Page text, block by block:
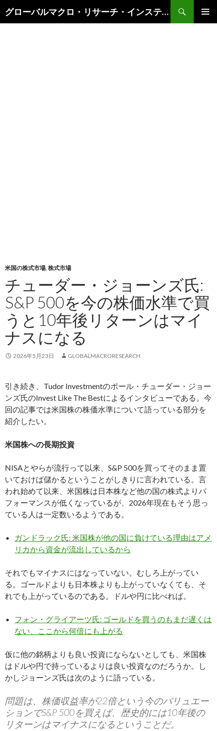
グローバルマクロ・リサーチ・インスティテュート
索
米国の株式市場, 株式市場
チューダー・ジョーンズ氏:
S&P 500を今の株価水準で買
うと10年後リターンはマイ
ナスになる
2026年5月23日 GLOBALMACRORESEARCH
引き続き、Tudor Investmentのポール・チューダー・ジョー
ンズ氏のInvest Like The Bestによるインタビューである。今
回の記事では米国株の株価水準について語っている部分を
紹介したい。
米国株への長期投資
NISAとやらが流行って以来、S&P 500を買ってそのまま置
いておけば儲かるということがしきりに言われている。言
われ始めて以来、米国株は日本株など他の国の株式よりパ
フォーマンスが低くなっているが、2026年現在もそう思っ
ている人は一定数いるようである。
ガンドラック氏: 米国株が他の国に負けている理由はアメ
リカから資金が流出しているから
それでもマイナスにはなっていない。むしろ上がってい
る。ゴールドよりも日本株よりも上がっていなくても、そ
れでも上がっているのである。ドルや円に比べれば。
フォン・グライアーツ氏: ゴールドを買うのもまだ遅くは
ない、ここから何倍にも上がる
仮に他の銘柄よりも良い投資にならないとしても、米国株
はドルや円で持っているよりは良い投資なのだろうか。し
かしジョーンズ氏は次のように語っている。
問題は、株価収益率が22倍という今のバリュエー
ションでS&P 500を買えば、歴史的には10年後の
リターンはマイナスになるということだ。